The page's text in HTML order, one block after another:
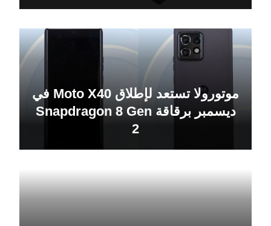
موتورولا تستعد لإطلاق Moto X40 في
ديسمبر برقاقة Snapdragon 8 Gen
2